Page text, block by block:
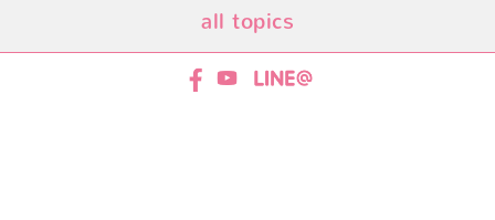
all topics